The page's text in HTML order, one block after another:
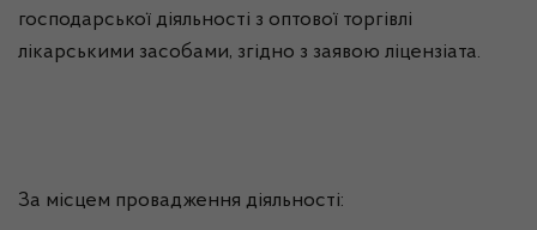
господарської діяльності з оптової торгівлі
лікарськими засобами, згідно з заявою ліцензіата.
За місцем провадження діяльності: